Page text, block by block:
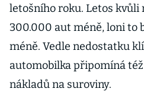
letošního roku. Letos
300.000 aut méně, loni to
méně. Vedle nedostatku
automobilka připomíná
nákladů na suroviny.